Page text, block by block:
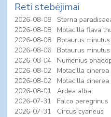
Reti stebėjimai
2026-08-08
Sterna
2026-08-08
Motacilla flava
2026-08-08
Botaurus minutus
2026-08-06
Botaurus minutus
2026-08-04
Numenius
2026-08-02
Motacilla cinerea
2026-08-02
Motacilla cinerea
2026-08-01
Ardea alba
2026-07-31
Falco peregrinus
2026-07-31
Circus cyaneus